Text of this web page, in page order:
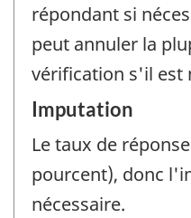
répondant si
peut annuler la
vérification s'il est
Imputation
Le taux de
pourcent), donc
nécessaire.